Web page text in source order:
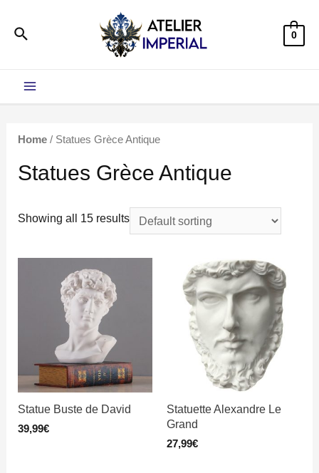
Rechercher 0
Menu
Home / Statues Grèce Antique
Statues Grèce Antique
Showing all 15 results
Statue Buste de David
39,99€
Statuette Alexandre Le
Grand
27,99€